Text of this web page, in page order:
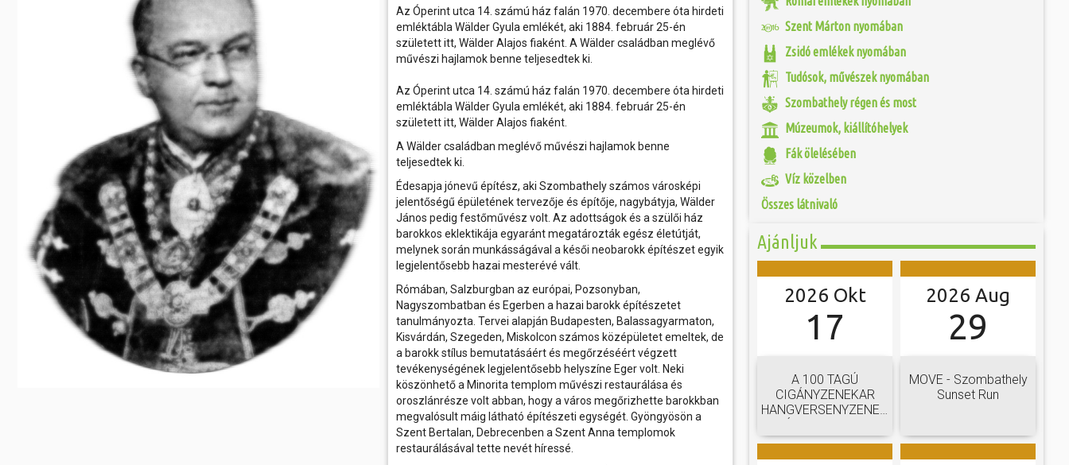
Gyerekeknek
Sport
Buli/Disco
Kiemelt rendezvények
Tanfolyam, képzés
Tábor
Egyházi, vallási
Egyebek
Ünnepek,
megemlékezések
Megyei kitekintő
és a velük való közös bemelegítést követően....
Tudósok, művészek
kiállítóhelyek
Fák ölelésében
Víz közelben
Összes látnivaló
A szombathelyi Smidt Múzeumot 1968-ban
alapította dr. Smidt Lajos (1903-1975),
nyugalmazott kórházigazgató, sebész főorvos, aki
Szombathely városának és Vas megye közönségének
ajándékozta értékes magángyűjteményét. A főorvos
hat évtizeden át, fáradhatatlan szenvedéllyel
gyűjtötte a múlt becses emlékeit...
számára még...
Ferencváros otthonában
2026.06.01 08:00
A K&H Női Kézilabda Liga 26. fordulójában, egyben
a 2025/26-os bajnoki idény utolsó mérkőzésén a
Ferencváros vendégeként léptünk pályára. A találkozó
első félidejében csapatunk fegyelmezett játékkal és
gyors támadásokkal igyekezett tartani a lépést a
tabella második helyén álló fővárosi együttessel....
Szent Márton nyomában
Zsidó emlékek nyomában
Tudósok, művészek nyomában
Szombathely régen és most
Múzeumok, kiállítóhelyek
Fák ölelésében
Víz közelben
Összes látnivaló
Ajánljuk
2026 Okt
17
A 100 TAGÚ
CIGÁNYZENEKAR
HANGVERSENYZENEKARI
2026 Aug
29
MOVE - Szombathely
Sunset Run
Az Óperint utca 14. számú ház falán 1970. decembere óta hirdeti
emléktábla Wälder Gyula emlékét, aki 1884. február 25-én
született itt, Wälder Alajos fiaként. A Wälder családban meglévő
művészi hajlamok benne teljesedtek ki.
Az Óperint utca 14. számú ház falán 1970. decembere óta hirdeti
emléktábla Wälder Gyula emlékét, aki 1884. február 25-én
született itt, Wälder Alajos fiaként.
A Wälder családban meglévő művészi hajlamok benne
teljesedtek ki.
Édesapja jónevű építész, aki Szombathely számos városképi
jelentőségű épületének tervezője és építője, nagybátyja, Wälder
János pedig festőművész volt. Az adottságok és a szülői ház
barokkos eklektikája egyaránt megatározták egész életútját,
melynek során munkásságával a késői neobarokk építészet egyik
legjelentősebb hazai mesterévé vált.
Rómában, Salzburgban az európai, Pozsonyban,
Nagyszombatban és Egerben a hazai barokk építészetet
tanulmányozta. Tervei alapján Budapesten, Balassagyarmaton,
Kisvárdán, Szegeden, Miskolcon számos középületet emeltek, de
a barokk stílus bemutatásáért és megőrzéséért végzett
tevékenységének legjelentősebb helyszíne Eger volt. Neki
köszönhető a Minorita templom művészi restaurálása és
oroszlánrésze volt abban, hogy a város megőrizhette barokkban
megvalósult máig látható építészeti egységét. Gyöngyösön a
Szent Bertalan, Debrecenben a Szent Anna templomok
restaurálásával tette nevét híressé.